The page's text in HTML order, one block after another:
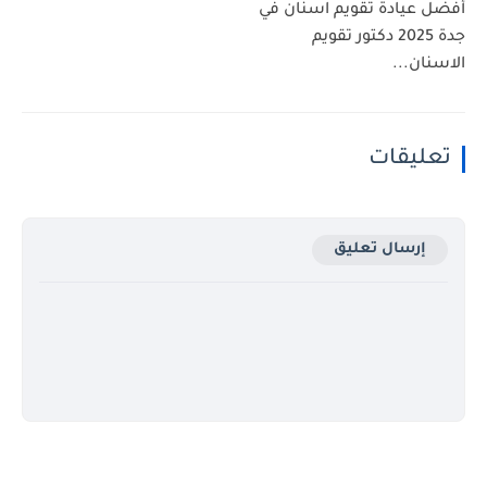
أفضل عيادة تقويم اسنان في
جدة 2025 دكتور تقويم
الاسنان...
تعليقات
إرسال تعليق